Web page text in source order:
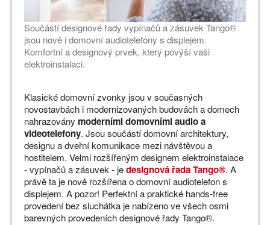
Součástí designové řady vypínačů a zásuvek Tango®
jsou nově i domovní audiotelefony s displejem.
Komfortní a designový prvek, který povýší vaši
elektroinstalaci.
Klasické domovní zvonky jsou v současných
novostavbách i modernizovaných budovách a domech
nahrazovány moderními domovními audio a
videotelefony. Jsou součástí domovní architektury,
designu a dveřní komunikace mezi návštěvou a
hostitelem. Velmi rozšířeným designem elektroinstalace
- vypínačů a zásuvek - jedesignová řada Tango®. A
právě ta je nově rozšířena o domovní audiotelefon s
displejem. A pozor! Perfektní a praktické hands-free
provedení bez sluchátka je nabízeno ve všech osmi
barevných provedeních designové řady Tango®.